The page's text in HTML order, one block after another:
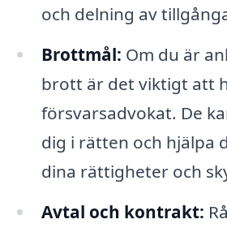
och delning av
Brottmål: Om du är
brott är det viktigt att
försvarsadvokat. De
dig i rätten och hjälpa
dina rättigheter och
Avtal och kontrakt: